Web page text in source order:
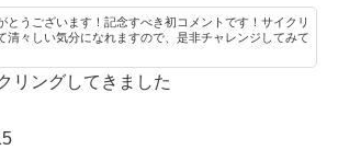
とうございます！記念すべき初コメントです！サイクリ
清々しい気分になれますので、是非チャレンジしてみて
リングしてきました